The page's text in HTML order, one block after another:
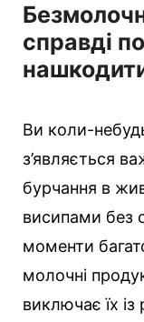
справді
Ви коли-
з’являється
бурчання в
висипами без
моменти
молочні
виключає їх із